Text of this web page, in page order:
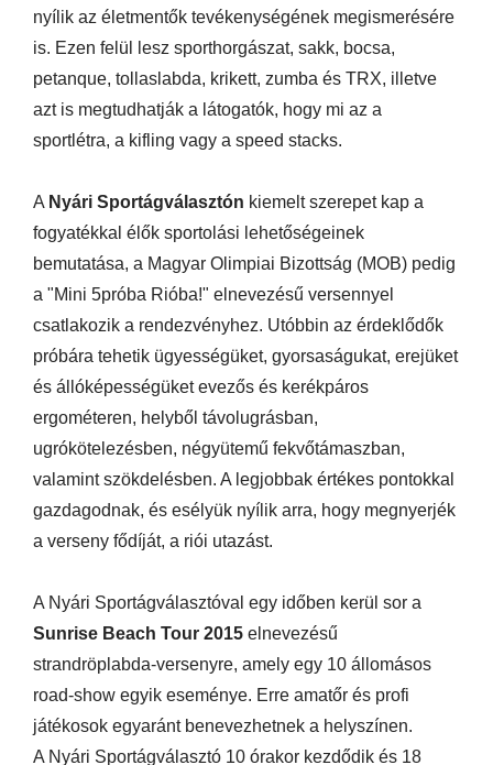
nyílik az életmentők tevékenységének megismerésére
is. Ezen felül lesz sporthorgászat, sakk, bocsa,
petanque, tollaslabda, krikett, zumba és TRX, illetve
azt is megtudhatják a látogatók, hogy mi az a
sportlétra, a kifling vagy a speed stacks.
A Nyári Sportágválasztón kiemelt szerepet kap a
fogyatékkal élők sportolási lehetőségeinek
bemutatása, a Magyar Olimpiai Bizottság (MOB) pedig
a "Mini 5próba Rióba!" elnevezésű versennyel
csatlakozik a rendezvényhez. Utóbbin az érdeklődők
próbára tehetik ügyességüket, gyorsaságukat, erejüket
és állóképességüket evezős és kerékpáros
ergométeren, helyből távolugrásban,
ugrókötelezésben, négyütemű fekvőtámaszban,
valamint szökdelésben. A legjobbak értékes pontokkal
gazdagodnak, és esélyük nyílik arra, hogy megnyerjék
a verseny fődíját, a riói utazást.
A Nyári Sportágválasztóval egy időben kerül sor a
Sunrise Beach Tour 2015 elnevezésű
strandröplabda-versenyre, amely egy 10 állomásos
road-show egyik eseménye. Erre amatőr és profi
játékosok egyaránt benevezhetnek a helyszínen.
A Nyári Sportágválasztó 10 órakor kezdődik és 18